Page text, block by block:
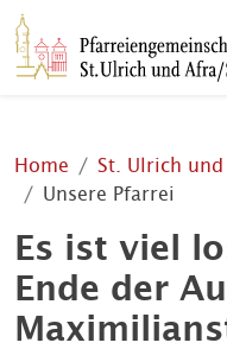
Home St. Ulrich
Unsere Pfarrei
Es ist viel
Ende der